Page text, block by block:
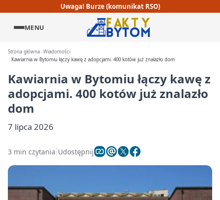
Uwaga! Burze (komunikat RSO)
MENU
Strona główna Wiadomości
Kawiarnia w Bytomiu łączy kawę z adopcjami. 400 kotów już znalazło dom
Kawiarnia w Bytomiu łączy kawę z
adopcjami. 400 kotów już znalazło
dom
7 lipca 2026
3 min czytania Udostępnij